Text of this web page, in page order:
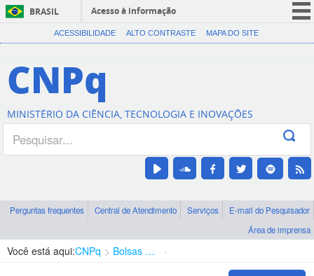
BRASIL
Acesso à informação
CORONAVÍRUS (COVID-19)
Canais
ACESSIBILIDADE ALTO CONTRASTE MAPA DO SITE
CNPq
MINISTÉRIO DA CIÊNCIA, TECNOLOGIA E INOVAÇÕES
Perguntas frequentes Central de Atendimento Serviços
E-mail do Pesquisador
Área de imprensa
Você está aqui:CNPq Bolsas e Auxílios Vigentes